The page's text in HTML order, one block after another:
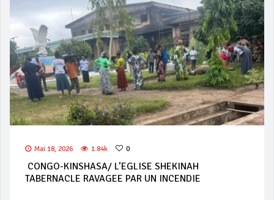
Mai 18, 2026 1.84k 0
CONGO-KINSHASA/ L’EGLISE SHEKINAH
TABERNACLE RAVAGEE PAR UN INCENDIE